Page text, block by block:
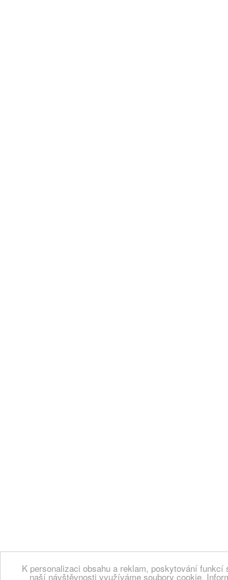
K personalizaci obsahu a reklam, poskytování
naší návštěvnosti využíváme soubory cookie.